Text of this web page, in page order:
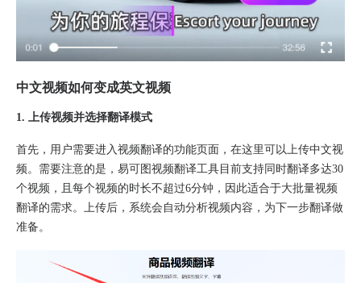
中文视频如何变成英文视频
1. 上传视频并选择翻译模式
首先，用户需要进入视频翻译的功能页面，在这里可以上传中文视
频。需要注意的是，易可图视频翻译工具目前支持同时翻译多达30
个视频，且每个视频的时长不超过6分钟，因此适合于大批量视频
翻译的需求。上传后，系统会自动分析视频内容，为下一步翻译做
准备。